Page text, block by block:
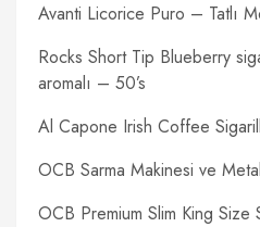
Avanti Licorice Puro – Tatlı
Rocks Short Tip Blueberry
aromalı – 50’s
Al Capone Irish Coffee
OCB Sarma Makinesi ve
OCB Premium Slim King Size